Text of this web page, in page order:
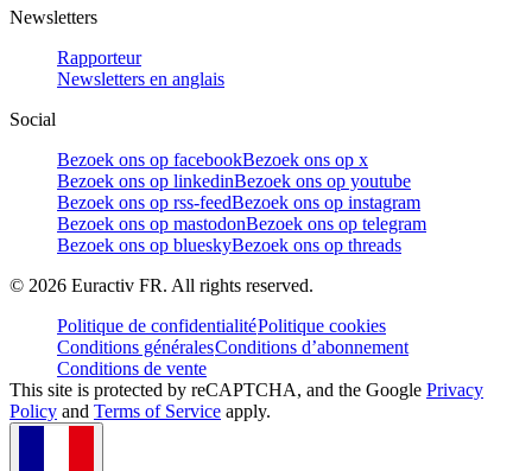
Newsletters
Rapporteur
Newsletters en anglais
Social
Bezoek ons op facebookBezoek ons op x
Bezoek ons op linkedinBezoek ons op youtube
Bezoek ons op rss-feedBezoek ons op instagram
Bezoek ons op mastodonBezoek ons op telegram
Bezoek ons op blueskyBezoek ons op threads
© 2026 Euractiv FR. All rights reserved.
Politique de confidentialitéPolitique cookies
Conditions généralesConditions d’abonnement
Conditions de vente
This site is protected by reCAPTCHA, and the Google Privacy
Policy and Terms of Service apply.